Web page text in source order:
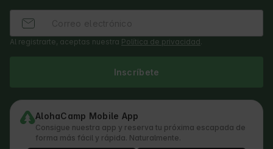
Al registrarte, aceptas nuestra Política de privacidad.
Inscríbete
AlohaCamp Mobile App
Consigue nuestra app y reserva tu próxima escapada de
forma más fácil y rápida. Naturalmente.